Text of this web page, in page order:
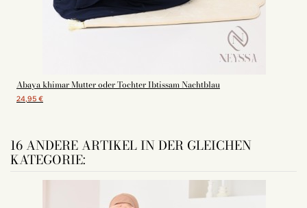
Abaya khimar Mutter oder Tochter Ibtissam Nachtblau
24,95 €
16 ANDERE ARTIKEL IN DER GLEICHEN
KATEGORIE: